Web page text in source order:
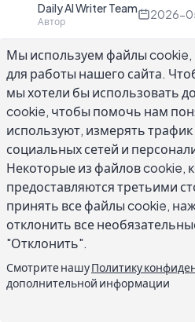
Daily AI Writer Team
Автор
2026-
Выбор правильных
улучшения навыков
размышлений, чем
авторов. На рынке
инструментов,
грамматики, помощь
интеллекта, среду
развитие словарного
письма, и они не все
работу. Выбор
Мы используем файлы
для работы нашего сайта.
мы хотели бы использовать
cookie, чтобы помочь нам
используют, измерять
социальных сетей и
Некоторые из файлов cookie,
предоставляются третьими
принять все файлы cookie,
отклонить все
"Отклонить".
Смотрите нашуПолитику
дополнительной информации